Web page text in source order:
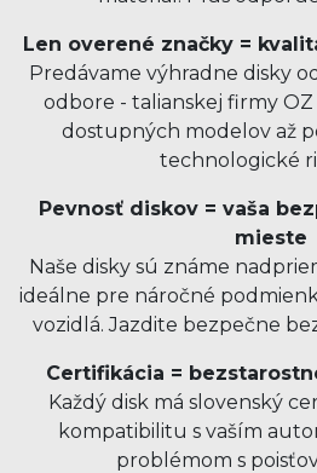
Len overené značky =
Predávame výhradne disky
odbore - talianskej firmy OZ
dostupných modelov až
technologické
Pevnosť diskov = vaša
mieste
Naše disky sú známe
ideálne pre náročné
vozidlá. Jazdite bezpečne
Certifikácia =
Každý disk má slovenský
kompatibilitu s vaším
problémom s